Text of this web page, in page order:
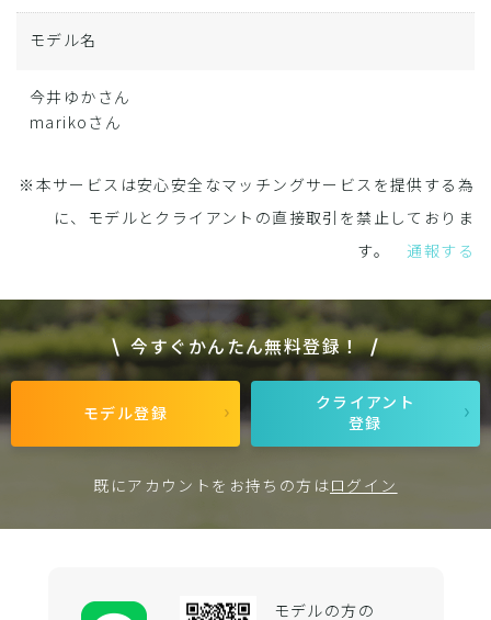
モデル名
今井ゆかさん
marikoさん
※本サービスは安心安全なマッチングサービスを提供する為
に、モデルとクライアントの直接取引を禁止しておりま
す。通報する
今すぐかんたん無料登録！
モデル登録
クライアント
登録
既にアカウントをお持ちの方はログイン
モデルの方の